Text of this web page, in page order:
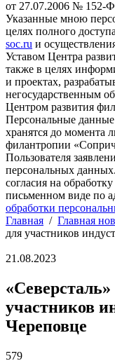
от 27.07.2006 № 152-
Указанные мною
целях полного
soc.ru и
Уставом Центра
также в целях
и проектах,
негосударственным
Центром развития
Персональные
хранятся до момента
филантропии
Пользователя
персональных
согласия на
письменном виде по
обработки
Главная / Главная
для участников
21.08.2023
участников
Череповце
579